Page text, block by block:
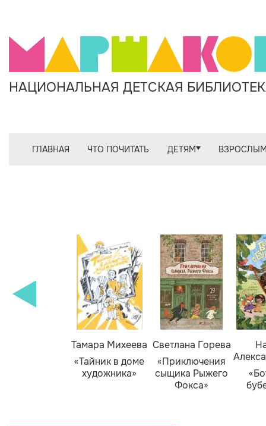
НАЦИОНАЛЬНАЯ ДЕТСКАЯ
ГЛАВНАЯ ЧТО ПОЧИТАТЬ ДЕТЯМ
Тамара Михеева
«Тайник в доме
художника»
Светлана Горева
«Приключения
сыщика Рыжего
Фокса»